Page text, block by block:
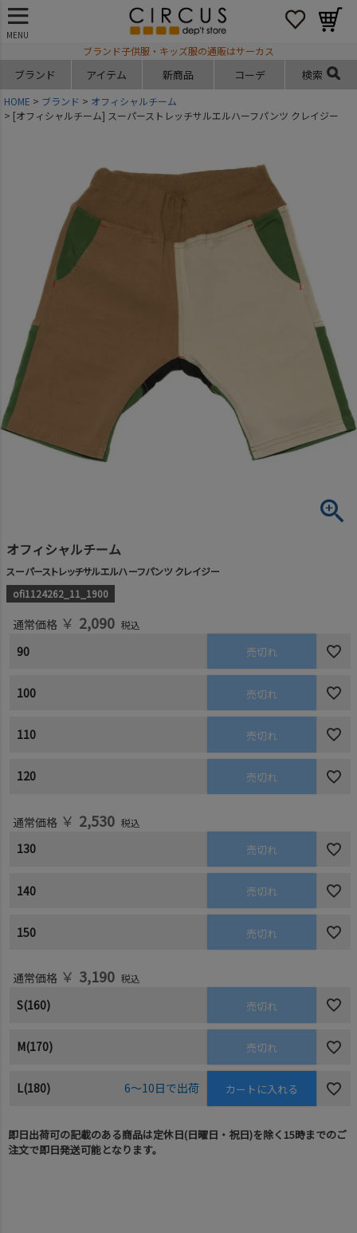
MENU
ブランド子供服・キッズ服の通販はサーカス
ブランド アイテム 新商品 コーデ 検索
HOME ブランド
オフィシャルチーム
[オフィシャルチーム] スーパーストレッチサルエルハーフパンツ クレイジー
オフィシャルチーム
スーパーストレッチサルエルハーフパンツ クレイジー
ofi1124262_11_1900
通常価格 ￥ 2,090 税込
90 売切れ
100 売切れ
110 売切れ
120 売切れ
通常価格 ￥ 2,530 税込
130 売切れ
140 売切れ
150 売切れ
通常価格 ￥ 3,190 税込
S(160) 売切れ
M(170) 売切れ
L(180) 6～10日で出荷 カートに入れる
即日出荷可の記載のある商品は定休日(日曜日・祝日)を除く15時までのご
注文で即日発送可能となります。